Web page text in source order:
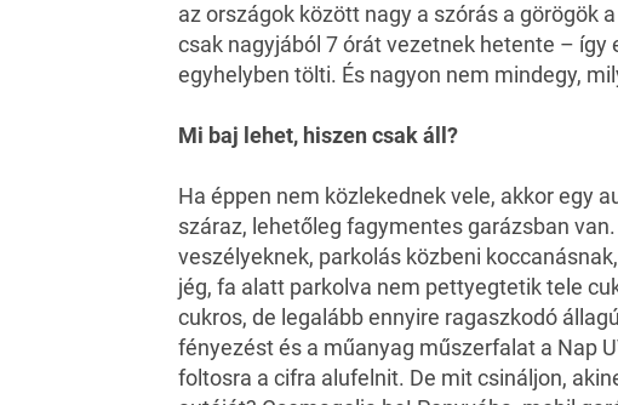
az országok között nagy a szórás a görögök
csak nagyjából 7 órát vezetnek hetente –
egyhelyben tölti. És nagyon nem mindegy,
Mi baj lehet, hiszen csak áll?
Ha éppen nem közlekednek vele, akkor egy
száraz, lehetőleg fagymentes garázsban
veszélyeknek, parkolás közbeni
jég, fa alatt parkolva nem pettyegtetik tele
cukros, de legalább ennyire ragaszkodó
fényezést és a műanyag műszerfalat a Nap
foltosra a cifra alufelnit. De mit csináljon,